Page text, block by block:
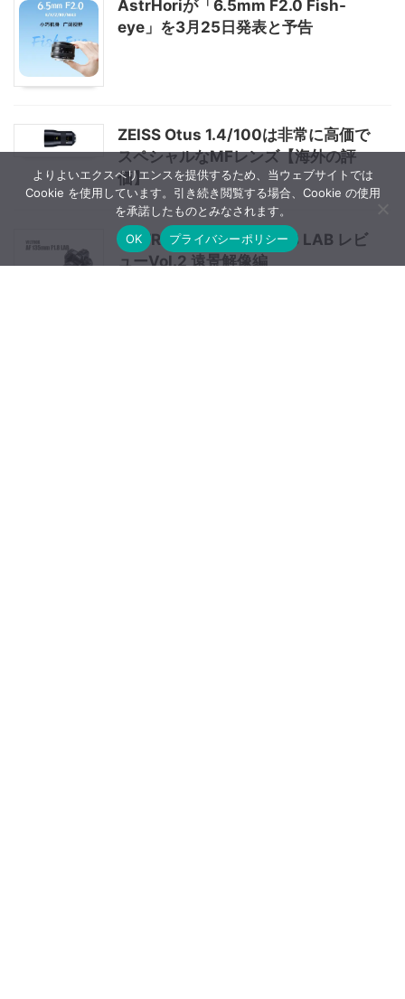
AstrHoriが「6.5mm F2.0 Fish-
eye」を3月25日発表と予告
ZEISS Otus 1.4/100は非常に高価で
スペシャルなMFレンズ【海外の評
価】
VILTROX AF 135mm F1.8 LAB レビ
ューVol.2 遠景解像編
よりよいエクスペリエンスを提供するため、当ウェブサイトでは
Cookie を使用しています。引き続き閲覧する場合、Cookie の使用
を承諾したものとみなされます。
OK
プライバシーポリシー